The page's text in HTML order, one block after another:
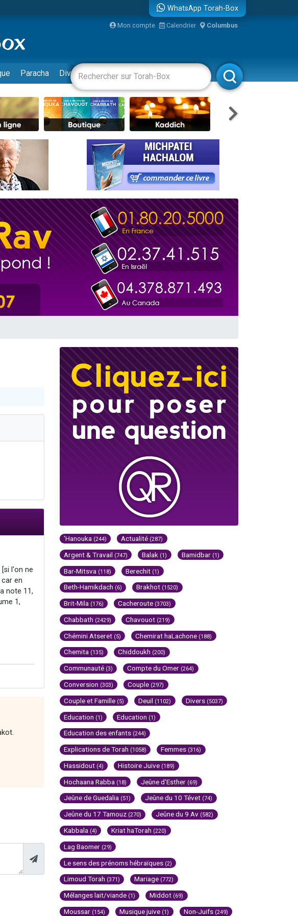
Pour les Enfants
appartement insalubre
Orphelins
WhatsApp Torah-Box
Mon compte Calendrier Columbus
Paracha Divertissements Livres Rabbanim
l'on ne
car en
note 11,
1,
'Hanouka (244) Actualité (287)
Argent & Travail (747) Balak (1) Bamidbar (1)
Bar-Mitsva (118) Berechit (1)
Beth-Hamikdach (6) Brakhot (1520)
Brit-Mila (176) Cacheroute (3703)
Chabbath (2429) Chavouot (219)
Chémini Atseret (5) Chemirat haLachone (188)
Chemita (135) Chiddoukh (200)
Communauté (3) Compte du Omer (264)
Conversion (303) Couple (297)
Couple et Famille (5) Deuil (1102) Divers (5037)
Education (1) Education (1)
Education des enfants (244)
Explications de Torah (1058) Femmes (316)
Hassidout (4) Histoire Juive (189)
Hochaana Rabba (18) Jeûne d'Esther (69)
Jeûne de Guedalia (51) Jeûne du 10 Tévet (74)
Jeûne du 17 Tamouz (270) Jeûne du 9 Av (582)
Kabbala (4) Kriat haTorah (220)
Lag Baomer (29)
Le sens des prénoms hébraïques (2)
Limoud Torah (371) Mariage (772)
Mélanges lait/viande (1) Middot (69)
Moussar (154) Musique juive (1) Non-Juifs (249)